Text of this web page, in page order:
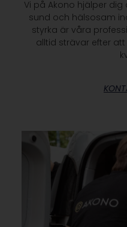
Vi på Akono hjälper
sund och hälsosam
styrka är våra
alltid strävar efter